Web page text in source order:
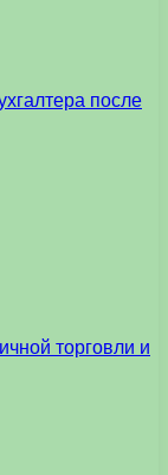
после
торговли и